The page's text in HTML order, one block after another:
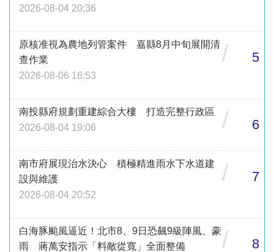
2026-08-04 20:36
原核准視為農地列管案件 嘉縣8月中旬展開清
查作業
2026-08-06 16:53
/ 5
南投縣府規劃重建綜合大樓 打造完整行政區
2026-08-04 19:06
/ 6
南市府展現治水決心 積極精進雨水下水道建
設與維護
2026-08-04 20:52
/ 7
白海豚颱風逼近！北市8、9日恐飆9級陣風、豪
雨 蔣萬安指示「料敵從寬」全面整備
/ 8